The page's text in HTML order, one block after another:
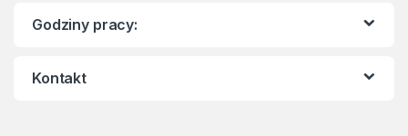
Godziny pracy:
Kontakt